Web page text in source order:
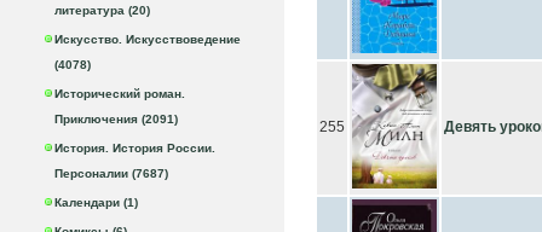
литература (20)
Искусство. Искусствоведение
(4078)
Исторический роман.
Приключения (2091)
История. История России.
Персоналии (7687)
Календари (1)
255 Девять